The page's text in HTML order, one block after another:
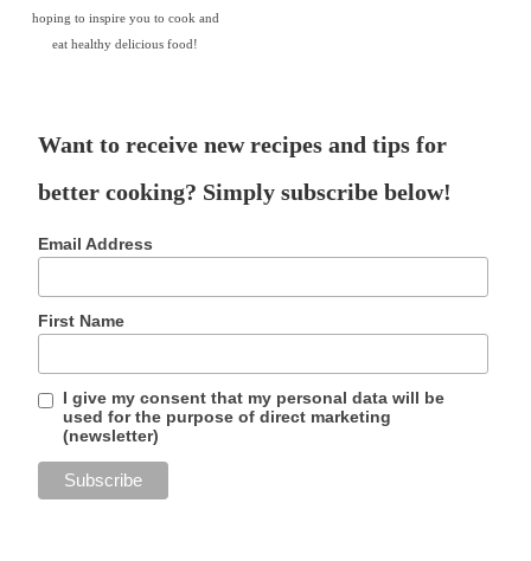
hoping to inspire you to cook and
eat healthy delicious food!
Want to receive new recipes and tips for
better cooking? Simply subscribe below!
Email Address
First Name
I give my consent that my personal data will be
used for the purpose of direct marketing
(newsletter)